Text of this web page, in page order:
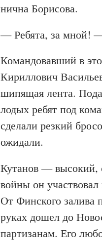
нична Борисова.
— Ребята, за мной!
Командовавший в
Кириллович
шипящая лента.
лодых ребят под
сделали резкий
ожидали.
Кутанов — высокий,
войны он
От Финского за­лива
руках дошел до
партизанам. Его